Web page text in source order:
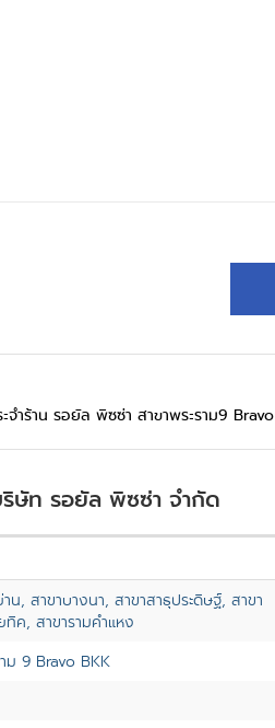
จำร้าน รอยัล พิซซ่า สาขาพระราม9
ษัท รอยัล พิซซ่า จำกัด
, สาขาบางนา, สาขาสาธุประดิษฐ์, สาขา
ทิค, สาขารามคำแหง
ม 9 Bravo BKK